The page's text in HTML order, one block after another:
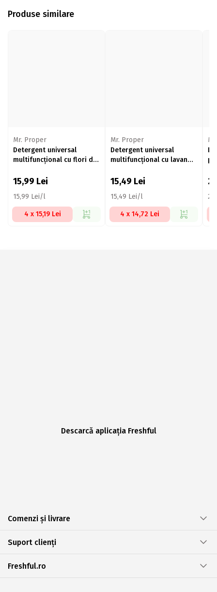
Produse similare
Mr. Proper
Detergent universal
multifuncțional cu flori de
15,99 Lei
15,99 Lei/l
4 x 15,19 Lei
Mr. Proper
Detergent universal
multifuncțional cu lavandă
15,49 Lei
15,49 Lei/l
4 x 14,72 Lei
Descarcă aplicația Freshful
Comenzi și livrare
Suport clienți
Freshful.ro